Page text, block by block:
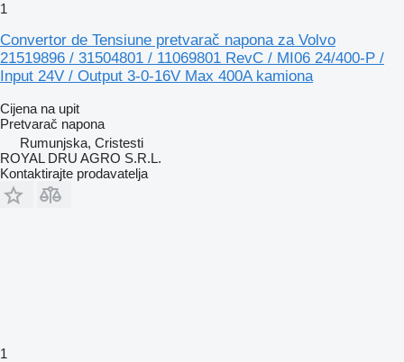
1
Convertor de Tensiune pretvarač napona za Volvo
21519896 / 31504801 / 11069801 RevC / MI06 24/400-P /
Input 24V / Output 3-0-16V Max 400A kamiona
Cijena na upit
Pretvarač napona
Rumunjska, Cristesti
ROYAL DRU AGRO S.R.L.
Kontaktirajte prodavatelja
1